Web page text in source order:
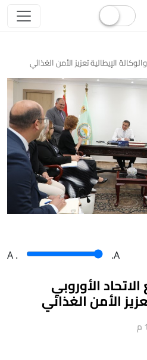
الإيطالية تعزيز الأمن الغذائي
A . .A
الأوروبي
الأمن الغذائي